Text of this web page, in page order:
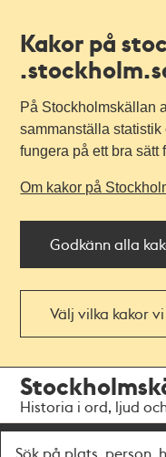
Kakor på
På Stockholmskällan
sammanställa
fungera på ett bra sätt
Om kakor på
Godkänn alla
Välj vilka kakor
navigationen
huvudinnehållet
Historia i ord, ljud